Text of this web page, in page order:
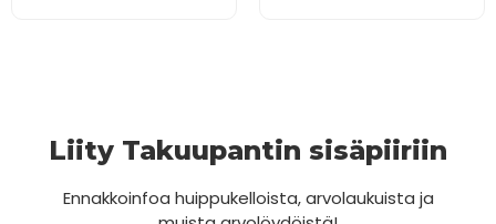
Liity Takuupantin sisäpiiriin
Ennakkoinfoa huippukelloista, arvolaukuista ja